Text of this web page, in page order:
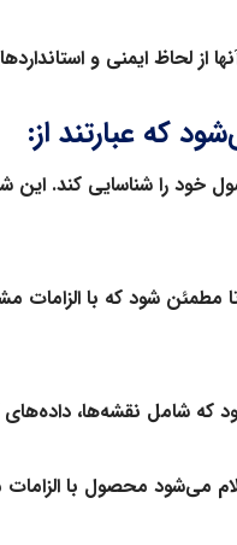
لحاظ ایمنی و
که عبارتند از:
خود را شناسایی کند. این
مطمئن شود که با
می‌شود محصول با